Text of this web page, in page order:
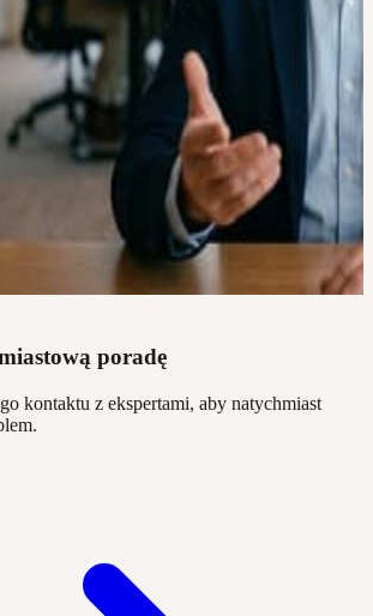
poradę
kontaktu z ekspertami, aby natychmiast